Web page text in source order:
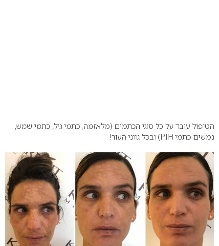
הטיפול עובד על כל סוגי הכתמים (מלאזמה, כתמי גיל, כתמי שמש,
נמשים כתמי PIH) ובכל גווני העור!